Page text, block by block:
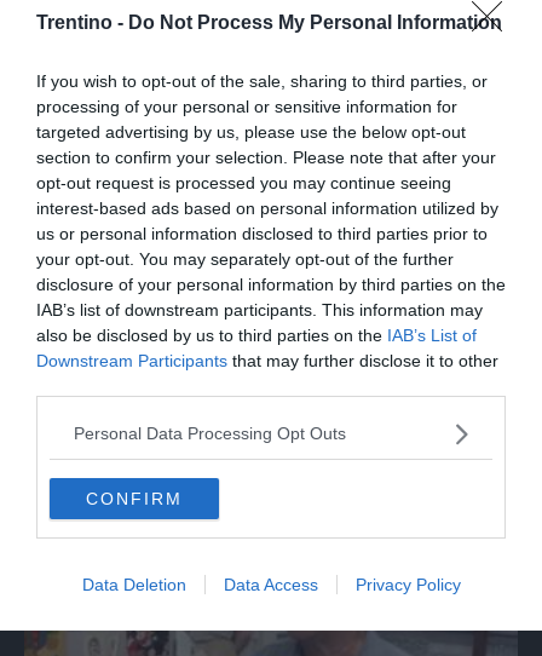
Trentino - Do Not Process My Personal Information
If you wish to opt-out of the sale, sharing to third parties, or
processing of your personal or sensitive information for
targeted advertising by us, please use the below opt-out
section to confirm your selection. Please note that after your
opt-out request is processed you may continue seeing
interest-based ads based on personal information utilized by
us or personal information disclosed to third parties prior to
your opt-out. You may separately opt-out of the further
disclosure of your personal information by third parties on the
IAB’s list of downstream participants. This information may
also be disclosed by us to third parties on the IAB’s List of
Downstream Participants that may further disclose it to other
Personal Data Processing Opt Outs
CONFIRM
Data Deletion Data Access Privacy Policy
SPETTACOLO
volume nella strada dove abitava
ITALIA
Assisi, bagno di folla per Papa Leone a
Santa Maria degli Angeli